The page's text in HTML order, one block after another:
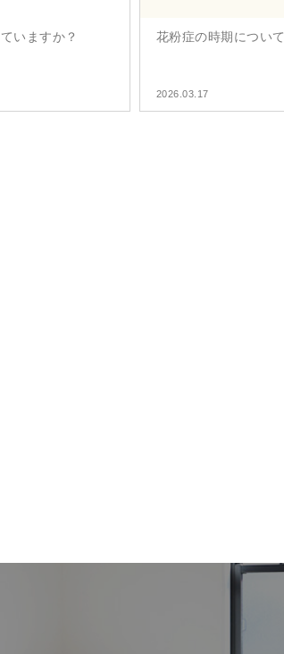
いますか？ 花粉症の時期について
2026.03.17